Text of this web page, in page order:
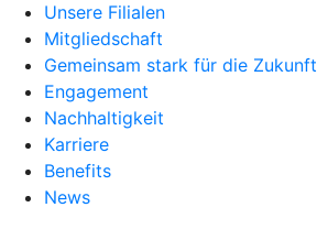
Unsere Filialen
Mitgliedschaft
Gemeinsam stark für die Zukunft
Engagement
Nachhaltigkeit
Karriere
Benefits
News